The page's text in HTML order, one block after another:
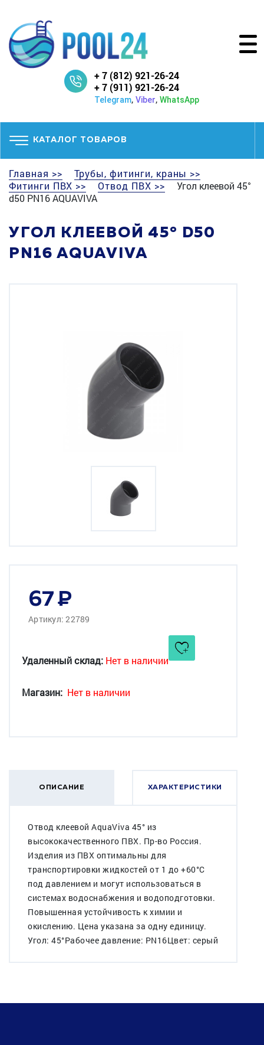
+ 7 (812) 921-26-24
+ 7 (911) 921-26-24
Telegram, Viber, WhatsApp
КАТАЛОГ ТОВАРОВ
Главная >>
Трубы, фитинги, краны >>
Фитинги ПВХ >>
Отвод ПВХ >>
Угол клеевой 45°
d50 PN16 AQUAVIVA
УГОЛ КЛЕЕВОЙ 45° D50
PN16 AQUAVIVA
67
Артикул: 22789
Удаленный склад: Нет в наличии
Магазин: Нет в наличии
ОПИСАНИЕ ХАРАКТЕРИСТИКИ
Отвод клеевой AquaViva 45° из
высококачественного ПВХ. Пр-во Россия.
Изделия из ПВХ оптимальны для
транспортировки жидкостей от 1 до +60°C
под давлением и могут использоваться в
системах водоснабжения и водоподготовки.
Повышенная устойчивость к химии и
окислению. Цена указана за одну единицу.
Угол: 45°Рабочее давление: PN16Цвет: серый